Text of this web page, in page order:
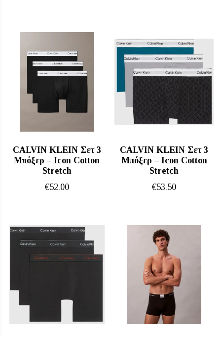
CALVIN KLEIN Σετ 3
Μπόξερ – Icon Cotton
Stretch
€52.00
CALVIN KLEIN Σετ 3
Μπόξερ – Icon Cotton
Stretch
€53.50